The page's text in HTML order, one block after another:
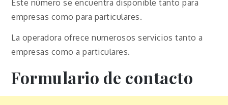
Este número se encuentra disponible tanto para
empresas como para particulares.
La operadora ofrece numerosos servicios tanto a
empresas como a particulares.
Formulario de contacto